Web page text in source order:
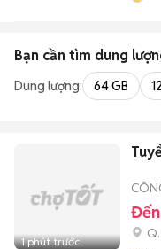
Bạn cần tìm dung
Dung lượng: 64 GB
1 phút trước